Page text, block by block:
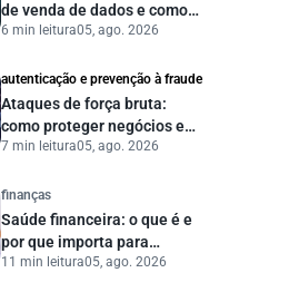
de venda de dados e como
proteger sua empresa?
6 min leitura05, ago. 2026
autenticação e prevenção à fraude
Ataques de força bruta:
como proteger negócios e
dados digitais
7 min leitura05, ago. 2026
finanças
Saúde financeira: o que é e
por que importa para
pessoas e empresas?
11 min leitura05, ago. 2026